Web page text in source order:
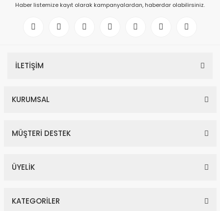
Haber listemize kayıt olarak kampanyalardan, haberdar olabilirsiniz.
İLETİŞİM
KURUMSAL
MÜŞTERİ DESTEK
ÜYELİK
KATEGORİLER